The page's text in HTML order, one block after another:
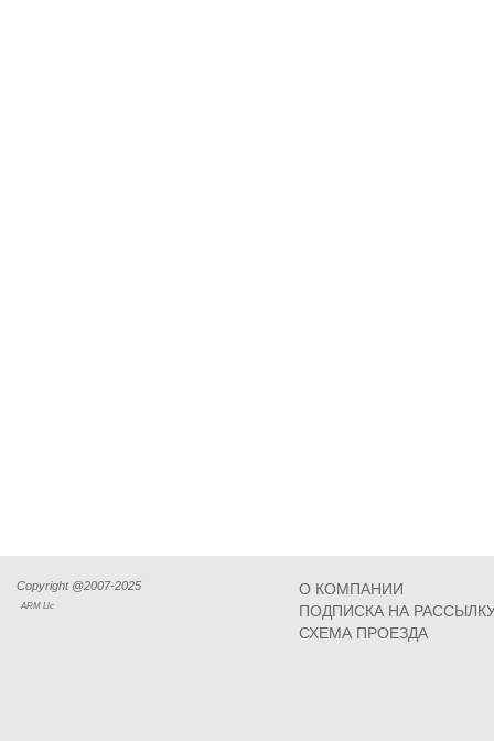
Copyright @2007-2025
ARM Llc
О КОМПАНИИ
ПОДПИСКА НА
СХЕМА ПРОЕЗДА